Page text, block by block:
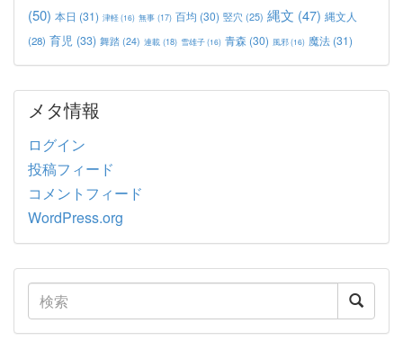
(50) 本日 (31) 津軽(16) 無事 (17) 百均 (30) 竪穴 (25) 縄文 (47) 縄文人
(28) 育児 (33) 舞踏 (24) 連載 (18) 雪雄子(16) 青森 (30) 風邪(16) 魔法 (31)
メタ情報
ログイン
投稿フィード
コメントフィード
WordPress.org